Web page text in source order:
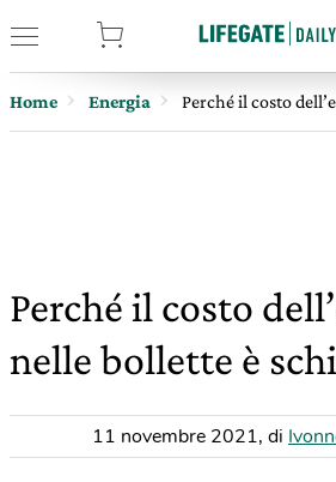
Home Energia Perché il costo
Perché il costo
nelle bollette è
11 novembre 2021, di